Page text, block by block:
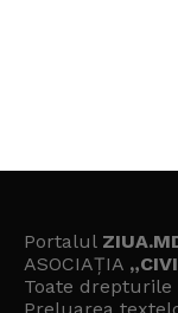
Portalul
ASOCIAȚIA
Toate